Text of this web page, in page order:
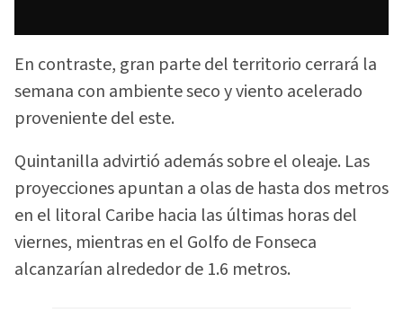
En contraste, gran parte del territorio cerrará la
semana con ambiente seco y viento acelerado
proveniente del este.
Quintanilla advirtió además sobre el oleaje. Las
proyecciones apuntan a olas de hasta dos metros
en el litoral Caribe hacia las últimas horas del
viernes, mientras en el Golfo de Fonseca
alcanzarían alrededor de 1.6 metros.